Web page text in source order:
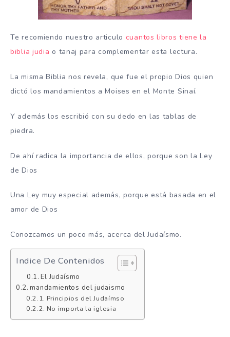
Te recomiendo nuestro articulo cuantos libros tiene la
biblia judia o tanaj para complementar esta lectura.
La misma Biblia nos revela, que fue el propio Dios quien
dictó los mandamientos a Moises en el Monte Sinaí.
Y además los escribió con su dedo en las tablas de
piedra.
De ahí radica la importancia de ellos, porque son la Ley
de Dios
Una Ley muy especial además, porque está basada en el
amor de Dios
Conozcamos un poco más, acerca del Judaísmo.
Indice De Contenidos
El Judaísmo
mandamientos del judaismo
Principios del Judaímso
No importa la iglesia